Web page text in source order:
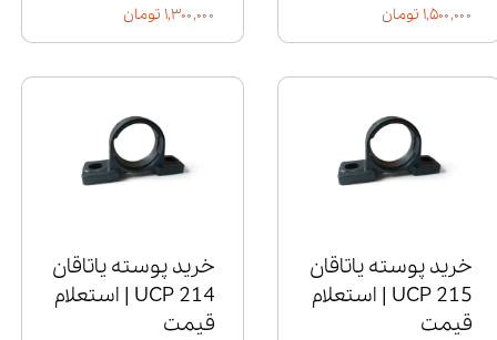
۱,۵۰۰,۰۰۰ تومان ۱,۳۰۰,۰۰۰ تومان
خرید پوسته یاتاقان
UCP 215 | استعلام
قیمت
خرید پوسته یاتاقان
UCP 214 | استعلام
قیمت